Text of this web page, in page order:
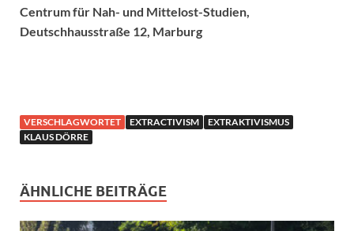
Centrum für Nah- und Mittelost-Studien,
Deutschhausstraße 12, Marburg
VERSCHLAGWORTET EXTRACTIVISM
EXTRAKTIVISMUS
KLAUS DÖRRE
ÄHNLICHE BEITRÄGE